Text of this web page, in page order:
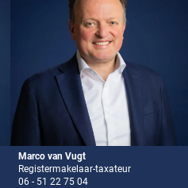
Marco van Vugt
Registermakelaar-taxateur
06 - 51 22 75 04